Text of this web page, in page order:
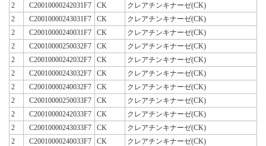
2
C20010000242031F7 CK
クレアチンキナーゼ(CK)
2
C20010000243031F7 CK
クレアチンキナーゼ(CK)
2
C20010000240031F7 CK
クレアチンキナーゼ(CK)
2
C20010000250032F7 CK
クレアチンキナーゼ(CK)
2
C20010000242032F7 CK
クレアチンキナーゼ(CK)
2
C20010000243032F7 CK
クレアチンキナーゼ(CK)
2
C20010000240032F7 CK
クレアチンキナーゼ(CK)
2
C20010000250033F7 CK
クレアチンキナーゼ(CK)
2
C20010000242033F7 CK
クレアチンキナーゼ(CK)
2
C20010000243033F7 CK
クレアチンキナーゼ(CK)
2
C20010000240033F7 CK
クレアチンキナーゼ(CK)